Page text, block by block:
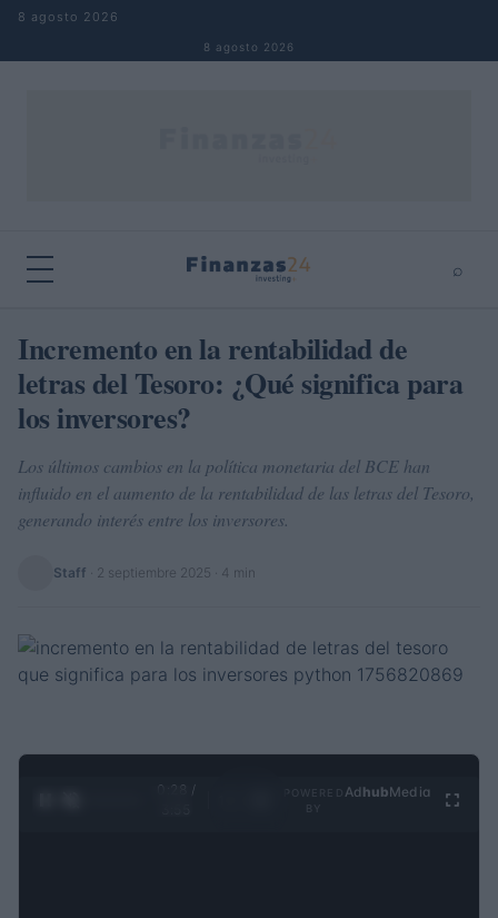
Saltar al contenido
8 agosto 2026
8 agosto 2026
⌕
Buscar
Incremento en la rentabilidad de
letras del Tesoro: ¿Qué significa para
los inversores?
Los últimos cambios en la política monetaria del BCE han
influido en el aumento de la rentabilidad de las letras del Tesoro,
generando interés entre los inversores.
Staff 2 septiembre 2025 · 4 min
0:29 /
Ad hubMedia